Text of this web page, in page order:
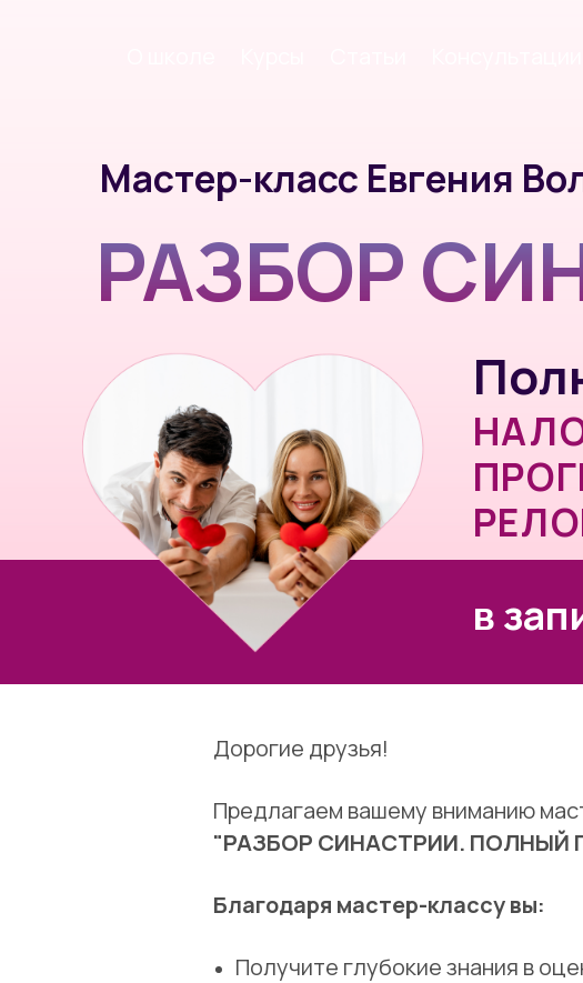
Мастер-класс Евгения
в
РАЗБОР
Дорогие друзья!
Предлагаем вашему вниманию
"РАЗБОР СИНАСТРИИ. ПОЛНЫЙ
Благодаря мастер-классу вы:
Получите глубокие знания в